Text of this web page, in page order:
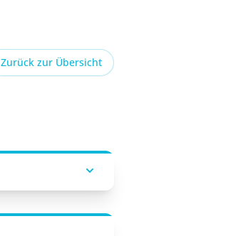
Zurück zur Übersicht